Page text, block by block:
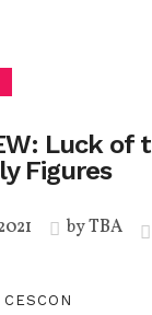
Luck of
Figures
byTBA